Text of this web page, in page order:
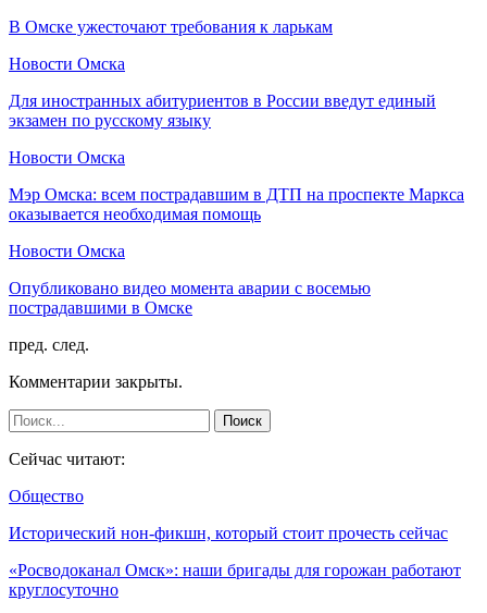
В Омске ужесточают требования к ларькам
Новости Омска
Для иностранных абитуриентов в России введут единый
экзамен по русскому языку
Новости Омска
Мэр Омска: всем пострадавшим в ДТП на проспекте Маркса
оказывается необходимая помощь
Новости Омска
Опубликовано видео момента аварии с восемью
пострадавшими в Омске
пред. след.
Комментарии закрыты.
Сейчас читают:
Общество
Исторический нон-фикшн, который стоит прочесть сейчас
«Росводоканал Омск»: наши бригады для горожан работают
круглосуточно